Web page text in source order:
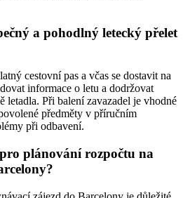
a pohodlný letecký přelet
cestovní pas a včas se dostavit na
informace o letu a dodržovat
letadla. Při balení zavazadel je vhodné
předměty v příručním
při odbavení.
plánování rozpočtu na